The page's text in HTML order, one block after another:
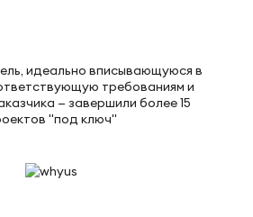
идеально вписывающуюся в
требованиям и
— завершили более 15
"под ключ"